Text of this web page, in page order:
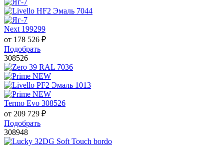
Next 199299
от 178 526 ₽
Подобрать
308526
Termo Evo 308526
от 209 729 ₽
Подобрать
308948